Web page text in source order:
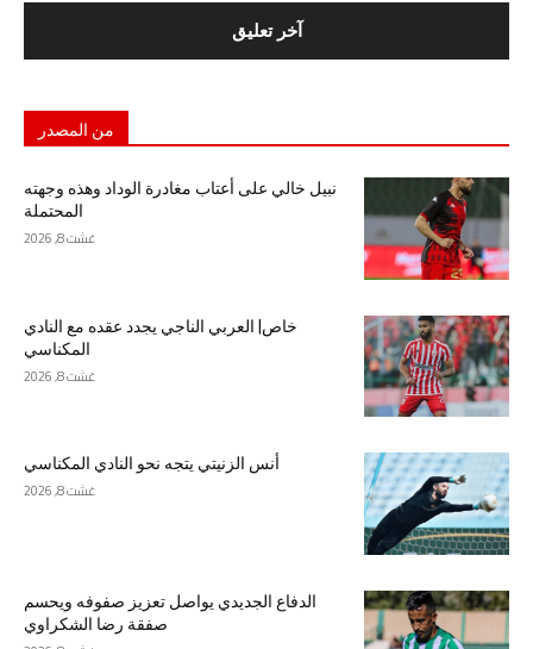
من المصدر
نبيل خالي على أعتاب مغادرة الوداد وهذه وجهته
المحتملة
غشت 8, 2026
خاص| العربي الناجي يجدد عقده مع النادي
المكناسي
غشت 8, 2026
أنس الزنيتي يتجه نحو النادي المكناسي
غشت 8, 2026
الدفاع الجديدي يواصل تعزيز صفوفه ويحسم
صفقة رضا الشكراوي